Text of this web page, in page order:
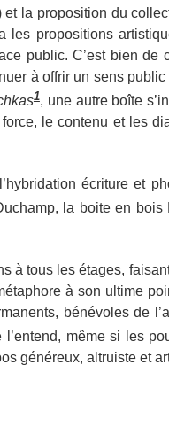
la proposition du
propositions
public. C’est bien de
à offrir un sens
1, une autre boîte
le contenu et les
écriture et
la boite en bois
à tous les étages,
à son ultime
bénévoles de
l’entend, même si les
généreux, altruiste et